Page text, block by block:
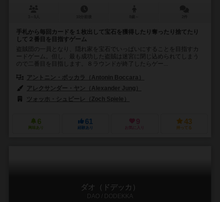
手札から毎回カードを１枚出して宝石を獲得したり奪ったり捨てたり
して２番目を目指すゲーム
盗賊団の一員となり、隠れ家を宝石でいっぱいにすることを目指すカ
ードゲーム。但し、最も成功した盗賊は迷宮に閉じ込められてしまう
ので二番目を目指します。８ラウンドが終了したらゲー...
アントニン・ボッカラ（Antonin Boccara）
アレクサンダー・ヤン（Alexander Jung）
ツォッホ・シュピーレ（Zoch Spiele）
6
興味あり
61
経験あり
9
お気に入り
43
持ってる
ダオ（ドデッカ）
DAO / DODEKKA